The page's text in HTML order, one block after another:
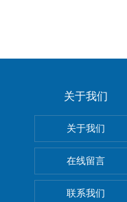
关于我们
关于我们
在线留言
联系我们